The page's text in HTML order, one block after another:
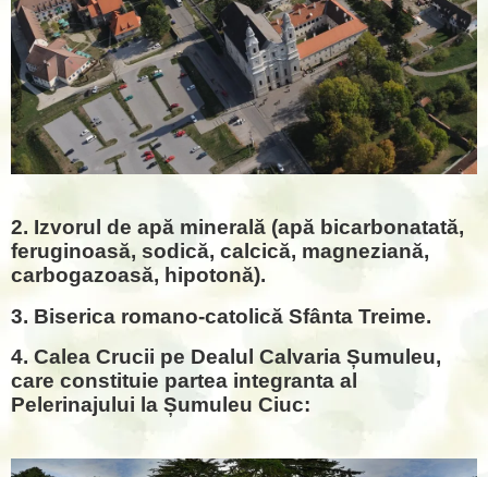
2. Izvorul de apă minerală (apă bicarbonatată,
feruginoasă, sodică, calcică, magneziană,
carbogazoasă, hipotonă).
3. Biserica romano-catolică Sfânta Treime.
4. Calea Crucii pe Dealul Calvaria Șumuleu,
care constituie partea integranta al
Pelerinajului la Șumuleu Ciuc: